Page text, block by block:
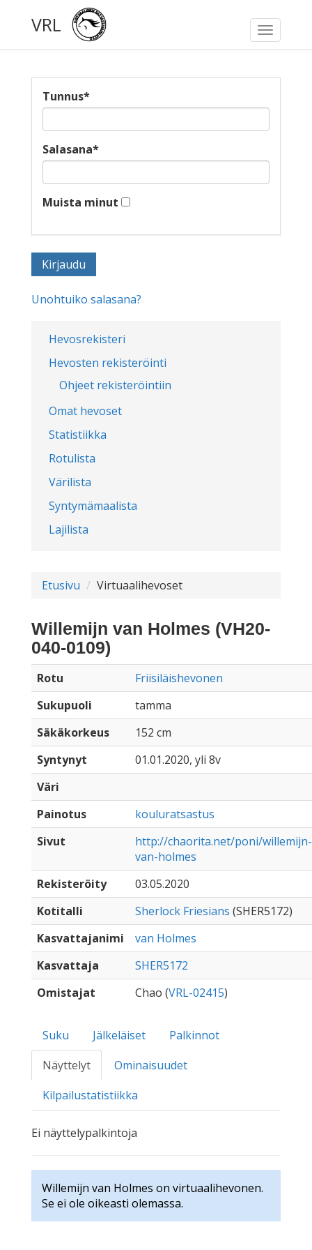
Toggle
VRL
Hevosrekisteri
Hevosten rekisteröinti
Ohjeet rekisteröintiin
Omat hevoset
Statistiikka
Rotulista
Värilista
Syntymämaalista
Lajilista
Tunnus*
Salasana*
Muista minut
Unohtuiko salasana?
Etusivu Virtuaalihevoset
Willemijn van Holmes (VH20-
040-0109)
Rotu
Friisiläishevonen
Sukupuoli
tamma
Säkäkorkeus
152 cm
Syntynyt
01.01.2020, yli 8v
Väri
Painotus
kouluratsastus
Sivut
http://chaorita.net/poni/willemijn-
van-holmes
Rekisteröity
03.05.2020
Kotitalli
Sherlock Friesians (SHER5172)
Kasvattajanimi
van Holmes
Kasvattaja
SHER5172
Omistajat
Chao (VRL-02415)
Suku Jälkeläiset
Palkinnot
Näyttelyt
Ominaisuudet
Kilpailustatistiikka
Ei näyttelypalkintoja
Willemijn van Holmes on virtuaalihevonen.
Se ei ole oikeasti olemassa.